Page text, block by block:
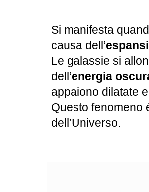
Si manifesta
causa dell’
Le galassie si
dell’energia
appaiono dilatate
Questo fenomeno
dell’Universo.